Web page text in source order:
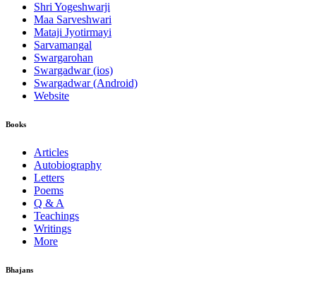
Shri Yogeshwarji
Maa Sarveshwari
Mataji Jyotirmayi
Sarvamangal
Swargarohan
Swargadwar (ios)
Swargadwar (Android)
Website
Books
Articles
Autobiography
Letters
Poems
Q & A
Teachings
Writings
More
Bhajans